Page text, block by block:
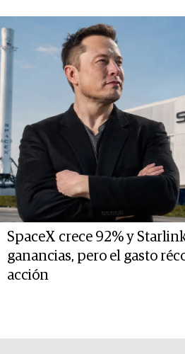
SpaceX crece 92% y
ganancias, pero el gasto
acción